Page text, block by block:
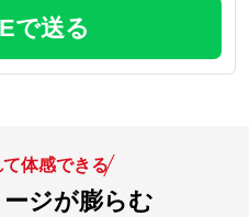
で送る
体感できる
ジが膨らむ